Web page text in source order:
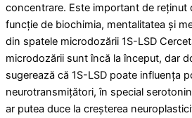
concentrare. Este important de reținut
funcție de biochimia, mentalitatea și
din spatele microdozării 1S-LSD
microdozării sunt încă la început, dar
sugerează că 1S-LSD poate influența
neurotransmițători, în special
ar putea duce la creșterea